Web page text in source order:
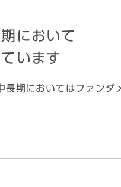
において
います
長期においてはファンダ